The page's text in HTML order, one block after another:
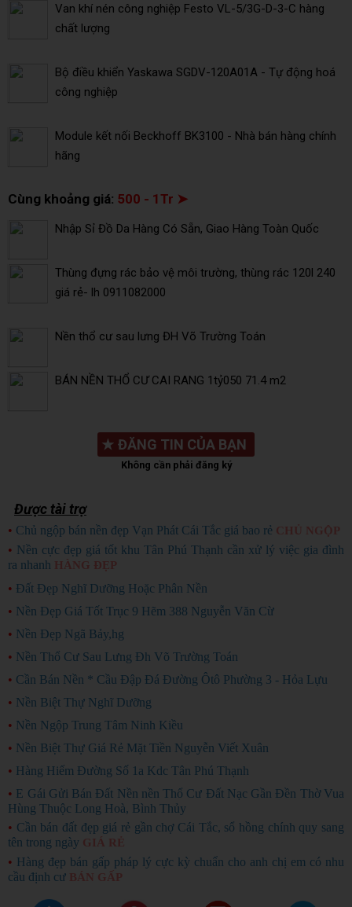
Van khí nén công nghiệp Festo VL-5/3G-D-3-C hàng
chất lượng
Bộ điều khiển Yaskawa SGDV-120A01A - Tự động hoá
công nghiệp
Module kết nối Beckhoff BK3100 - Nhà bán hàng chính
hãng
Cùng khoảng giá: 500 - 1Tr ➤
Nhập Sỉ Đồ Da Hàng Có Sẵn, Giao Hàng Toàn Quốc
Thùng đựng rác bảo vệ môi trường, thùng rác 120l 240
giá rẻ- lh 0911082000
Nền thổ cư sau lưng ĐH Võ Trường Toán
BÁN NỀN THỔ CƯ CAI RANG 1tỷ050 71.4 m2
★ ĐĂNG TIN CỦA BẠN
Không cần phải đăng ký
Được tài trợ
• Chủ ngộp bán nền đẹp Vạn Phát Cái Tắc giá bao rẻ CHỦ NGỘP
• Nền cực đẹp giá tốt khu Tân Phú Thạnh cần xử lý việc gia đình
ra nhanh HÀNG ĐẸP
• Đất Đẹp Nghĩ Dưỡng Hoặc Phân Nền
• Nền Đẹp Giá Tốt Trục 9 Hẽm 388 Nguyễn Văn Cừ
• Nền Đẹp Ngã Bảy,hg
• Nền Thổ Cư Sau Lưng Đh Võ Trường Toán
• Cần Bán Nền * Cầu Đập Đá Đường Ôtô Phường 3 - Hỏa Lựu
• Nền Biệt Thự Nghĩ Dưỡng
• Nền Ngộp Trung Tâm Ninh Kiều
• Nền Biệt Thự Giá Rẻ Mặt Tiền Nguyễn Viết Xuân
• Hàng Hiếm Đường Số 1a Kdc Tân Phú Thạnh
• E Gái Gửi Bán Đất Nền nền Thổ Cư Đất Nạc Gần Đền Thờ Vua
Hùng Thuộc Long Hoà, Bình Thủy
• Cần bán đất đẹp giá rẻ gần chợ Cái Tắc, sổ hồng chính quy sang
tên trong ngày GIÁ RẺ
• Hàng đẹp bán gấp pháp lý cực kỳ chuẩn cho anh chị em có nhu
cầu định cư BÁN GẤP